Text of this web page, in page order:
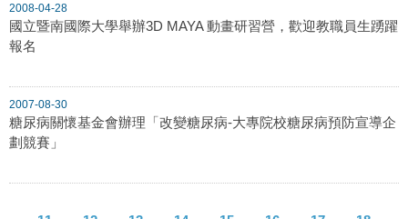
2008-04-28
國立暨南國際大學舉辦3D MAYA 動畫研習營，歡迎教職員生踴躍
報名
2007-08-30
糖尿病關懷基金會辦理「改變糖尿病-大專院校糖尿病預防宣導企
劃競賽」